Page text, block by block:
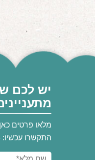
יש לכם
מלאו פרטים
התקשרו עכשיו: 052-6868768